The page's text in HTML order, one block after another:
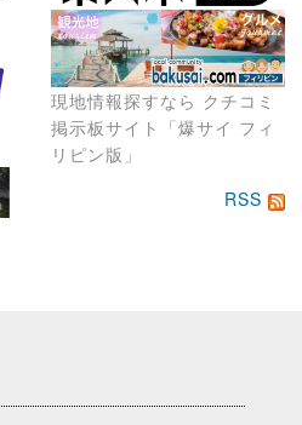
現地情報探すなら クチコミ
掲示板サイト「爆サイ フィ
リピン版」
RSS